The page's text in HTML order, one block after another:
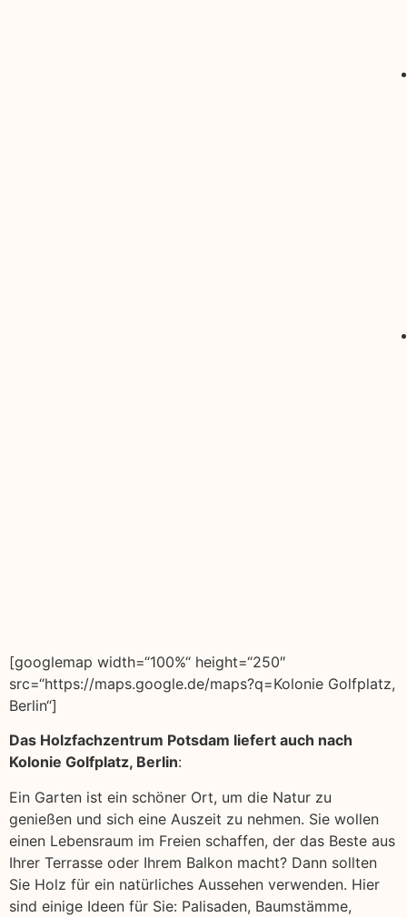
[googlemap width=“100%“ height=“250″
src=“https://maps.google.de/maps?q=Kolonie Golfplatz,
Berlin“]
Das Holzfachzentrum Potsdam liefert auch nach
Kolonie Golfplatz, Berlin:
Ein Garten ist ein schöner Ort, um die Natur zu
genießen und sich eine Auszeit zu nehmen. Sie wollen
einen Lebensraum im Freien schaffen, der das Beste aus
Ihrer Terrasse oder Ihrem Balkon macht? Dann sollten
Sie Holz für ein natürliches Aussehen verwenden. Hier
sind einige Ideen für Sie: Palisaden, Baumstämme,